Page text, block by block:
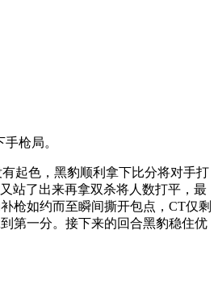
枪局。
起色，黑豹顺利拿下比分将对手打
站了出来再拿双杀将人数打平，最
枪如约而至瞬间撕开包点，CT仅剩
第一分。接下来的回合黑豹稳住优